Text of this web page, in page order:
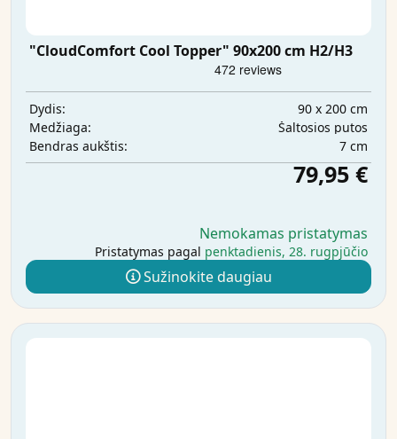
"CloudComfort Cool Topper" 90x200 cm H2/H3
Dydis:
90 x 200 cm
Medžiaga:
Šaltosios putos
Bendras aukštis:
7 cm
79,95 €
Nemokamas pristatymas
Pristatymas pagal penktadienis, 28. rugpjūčio
Sužinokite daugiau